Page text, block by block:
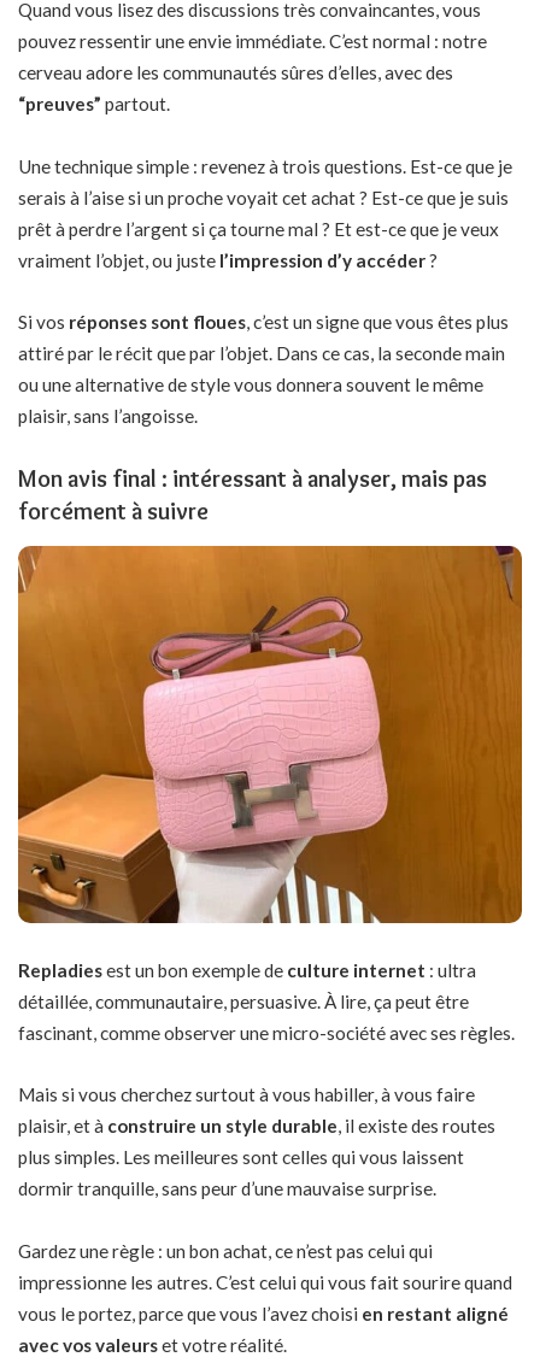
Quand vous lisez des discussions très convaincantes, vous
pouvez ressentir une envie immédiate. C’est normal : notre
cerveau adore les communautés sûres d’elles, avec des
“preuves” partout.
Une technique simple : revenez à trois questions. Est-ce que je
serais à l’aise si un proche voyait cet achat ? Est-ce que je suis
prêt à perdre l’argent si ça tourne mal ? Et est-ce que je veux
vraiment l’objet, ou juste l’impression d’y accéder?
Si vos réponses sont floues, c’est un signe que vous êtes plus
attiré par le récit que par l’objet. Dans ce cas, la seconde main
ou une alternative de style vous donnera souvent le même
plaisir, sans l’angoisse.
Mon avis final : intéressant à analyser, mais pas
forcément à suivre
Repladiesest un bon exemple de culture internet : ultra
détaillée, communautaire, persuasive. À lire, ça peut être
fascinant, comme observer une micro-société avec ses règles.
Mais si vous cherchez surtout à vous habiller, à vous faire
plaisir, et à construire un style durable, il existe des routes
plus simples. Les meilleures sont celles qui vous laissent
dormir tranquille, sans peur d’une mauvaise surprise.
Gardez une règle : un bon achat, ce n’est pas celui qui
impressionne les autres. C’est celui qui vous fait sourire quand
vous le portez, parce que vous l’avez choisi en restant aligné
avec vos valeurset votre réalité.